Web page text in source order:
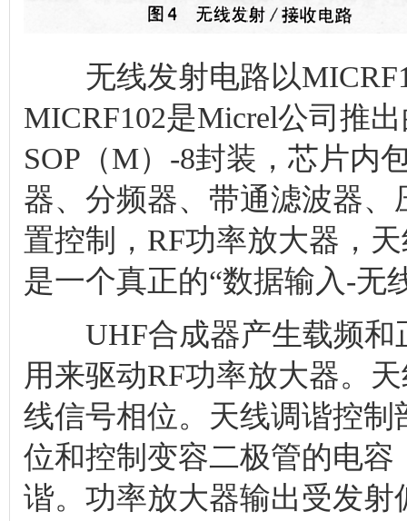
无线发射电路以
MICRF102是Micrel公司推
SOP（M）-8封装，芯片内
器、分频器、带通滤波器
置控制，RF功率放大器，
是一个真正的“数据输入-无
UHF合成器产生载频和
用来驱动RF功率放大器。
线信号相位。天线调谐控
位和控制变容二极管的电
谐。功率放大器输出受发